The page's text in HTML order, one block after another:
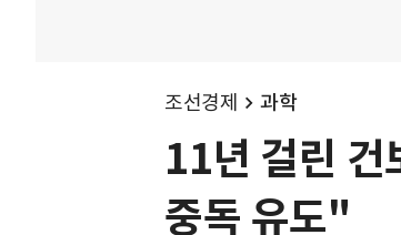
조선경제 과학
11년 걸린
중독 유도"